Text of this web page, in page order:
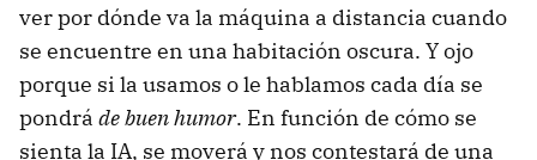
ver por dónde va la máquina a distancia cuando
se encuentre en una habitación oscura. Y ojo
porque si la usamos o le hablamos cada día se
pondrá de buen humor. En función de cómo se
sienta la IA, se moverá y nos contestará de una